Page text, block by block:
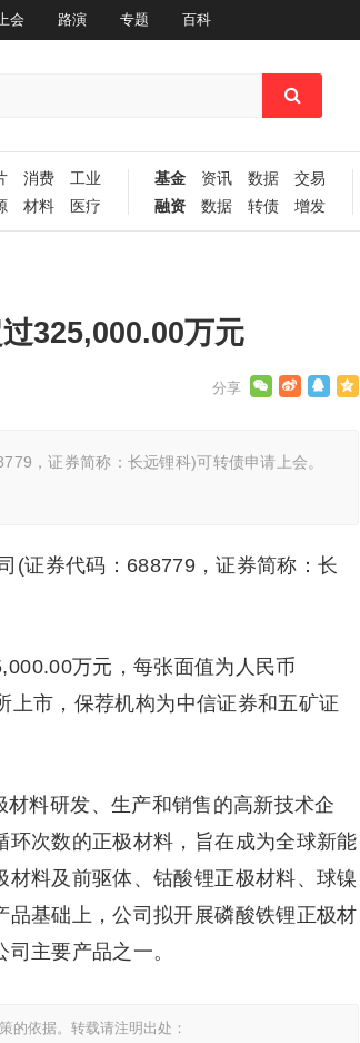
会 路演 专题 百科
消费
工业
材料 医疗
基金 资讯 数据
交易
融资
数据 转债 增发
325,000.00万元
，证券简称：长远锂科)可转债申请上会。
(证券代码：688779，证券简称：长
万元，每张面值为人民币
上市，保荐机构为中信证券和五矿证
料研发、生产和销售的高新技术企
次数的正极材料，旨在成为全球新能
料及前驱体、钴酸锂正极材料、球镍
基础上，公司拟开展磷酸铁锂正极材
主要产品之一。
的依据。转载请注明出处：